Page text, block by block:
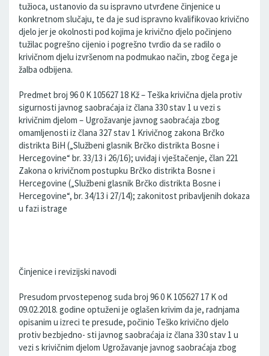
tužioca, ustanovio da su ispravno utvrđene činjenice u
konkretnom slučaju, te da je sud ispravno kvalifikovao krivično
djelo jer je okolnosti pod kojima je krivično djelo počinjeno
tužilac pogrešno cijenio i pogrešno tvrdio da se radilo o
krivičnom djelu izvršenom na podmukao način, zbog čega je
žalba odbijena.
Predmet broj 96 0 K 105627 18 Kž – Teška krivična djela protiv
sigurnosti javnog saobraćaja iz člana 330 stav 1 u vezi s
krivičnim djelom – Ugrožavanje javnog saobraćaja zbog
omamljenosti iz člana 327 stav 1 Krivičnog zakona Brčko
distrikta BiH („Službeni glasnik Brčko distrikta Bosne i
Hercegovine“ br. 33/13 i 26/16); uviđaj i vještačenje, član 221
Zakona o krivičnom postupku Brčko distrikta Bosne i
Hercegovine („Službeni glasnik Brčko distrikta Bosne i
Hercegovine“, br. 34/13 i 27/14); zakonitost pribavljenih dokaza
u fazi istrage
Činjenice i revizijski navodi
Presudom prvostepenog suda broj 96 0 K 105627 17 K od
09.02.2018. godine optuženi je oglašen krivim da je, radnjama
opisanim u izreci te presude, počinio Teško krivično djelo
protiv bezbjedno- sti javnog saobraćaja iz člana 330 stav 1 u
vezi s krivičnim djelom Ugrožavanje javnog saobraćaja zbog